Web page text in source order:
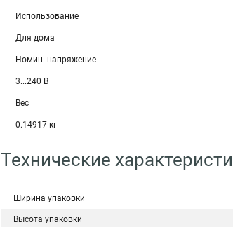
Использование
Для дома
Номин. напряжение
3...240 В
Вес
0.14917 кг
Технические
Ширина упаковки
Высота упаковки